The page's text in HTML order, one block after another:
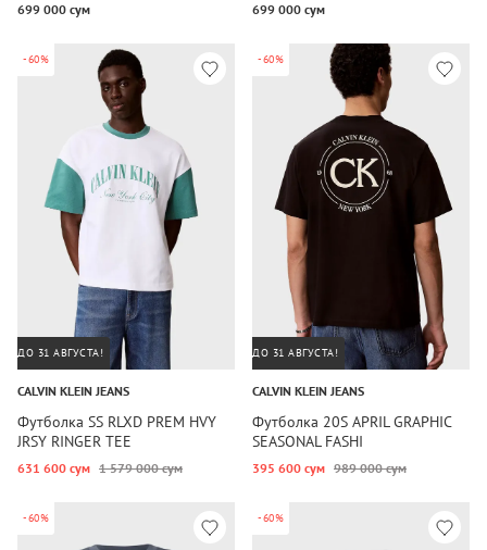
699 000 сум 699 000 сум
-60%
ДО 31 АВГУСТА!
CALVIN KLEIN JEANS
Футболка SS RLXD PREM HVY
JRSY RINGER TEE
631 600 сум 1 579 000 сум
-60%
ДО 31 АВГУСТА!
CALVIN KLEIN JEANS
Футболка 20S APRIL GRAPHIC
SEASONAL FASHI
395 600 сум 989 000 сум
-60% -60%